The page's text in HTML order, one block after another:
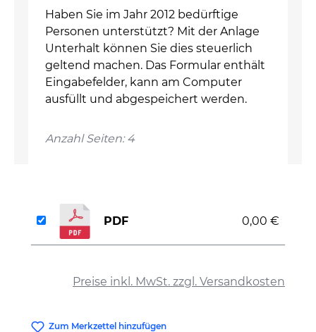
Haben Sie im Jahr 2012 bedürftige
Personen unterstützt? Mit der Anlage
Unterhalt können Sie dies steuerlich
geltend machen. Das Formular enthält
Eingabefelder, kann am Computer
ausfüllt und abgespeichert werden.
Anzahl Seiten: 4
Preise inkl. MwSt. zzgl. Versandkosten
PDF 0,00 €
Zum Merkzettel hinzufügen